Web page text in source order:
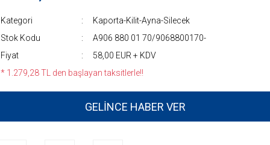
Kategori
Kaporta-Kilit-Ayna-Silecek
Stok Kodu
A906 880 01 70/9068800170-
Fiyat
58,00 EUR + KDV
* 1.279,28 TL den başlayan taksitlerle!!
GELİNCE HABER VER